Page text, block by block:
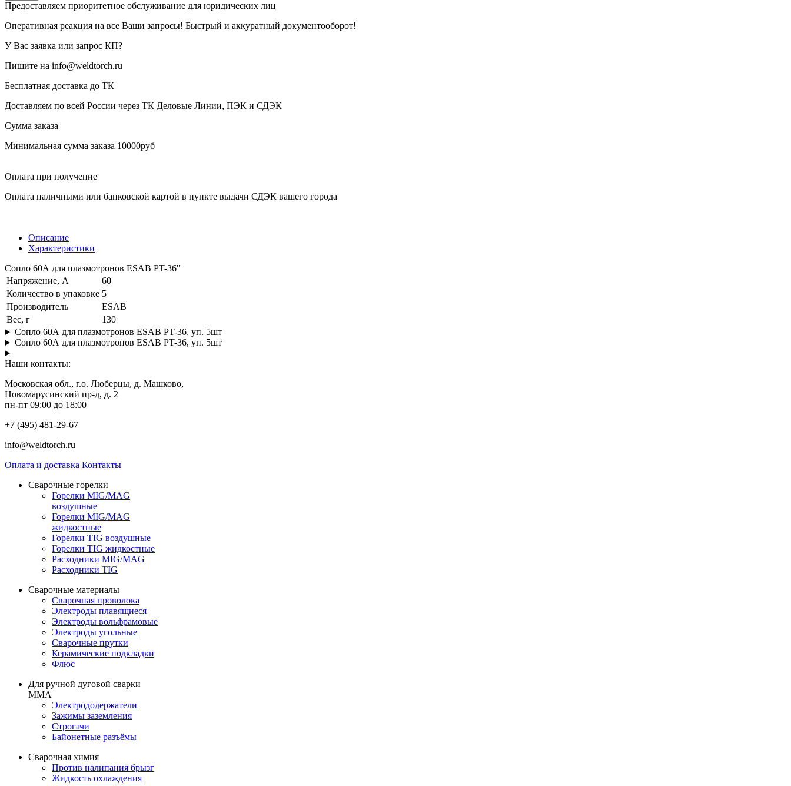
Предоставляем приоритетное обслуживание для юридических лиц
Оперативная реакция на все Ваши запросы! Быстрый и аккуратный документооборот!
У Вас заявка или запрос КП?
Пишите на info@weldtorch.ru
Бесплатная доставка до ТК
Доставляем по всей России через ТК Деловые Линии, ПЭК и СДЭК
Сумма заказа
Минимальная сумма заказа 10000руб
Оплата при получение
Оплата наличными или банковской картой в пункте выдачи СДЭК вашего города
Описание
Характеристики
Сопло 60А для плазмотронов ESAB PT-36"
Напряжение, А
60
Количество в упаковке 5
Производитель
ESAB
Вес, г
130
Сопло 60А для плазмотронов ESAB PT-36, уп. 5шт
Сопло 60А для плазмотронов ESAB PT-36, уп. 5шт
Наши контакты:
Московская обл., г.о. Люберцы, д. Машково,
Новомарусинский пр-д, д. 2
пн-пт 09:00 до 18:00
+7 (495) 481-29-67
info@weldtorch.ru
Оплата и доставка Контакты
Сварочные горелки
Горелки MIG/MAG
воздушные
Горелки MIG/MAG
жидкостные
Горелки TIG воздушные
Горелки TIG жидкостные
Расходники MIG/MAG
Расходники TIG
Сварочные материалы
Сварочная проволока
Электроды плавящиеся
Электроды вольфрамовые
Электроды угольные
Сварочные прутки
Керамические подкладки
Флюс
Для ручной дуговой сварки
MMA
Электрододержатели
Зажимы заземления
Строгачи
Байонетные разъёмы
Сварочная химия
Против налипания брызг
Жидкость охлаждения